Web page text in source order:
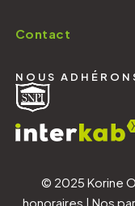
Contact
NOUS
© 2025 Korine
honoraires | Nos